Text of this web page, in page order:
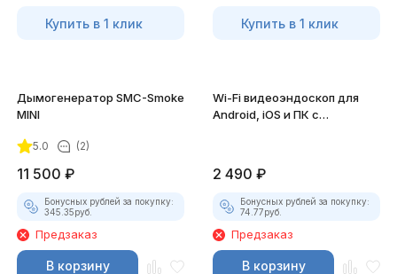
Купить в 1 клик Купить в 1 клик
Дымогенератор SMC-Smoke
MINI
5.0 (2)
11 500 ₽
Бонусных рублей за покупку:
345.35руб.
Предзаказ
В корзину
Wi-Fi видеоэндоскоп для
Android, iOS и ПК с
2 490 ₽
Бонусных рублей за покупку:
74.77руб.
Предзаказ
В корзину